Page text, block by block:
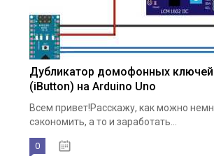
Дубликатор домофонных ключей
(iButton) на Arduino Uno
Всем привет!Расскажу, как можно
сэкономить, а то и заработать...
0